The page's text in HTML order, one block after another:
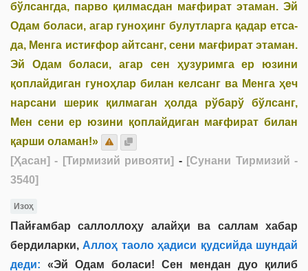
бўлсангда, парво қилмасдан мағфират этаман. Эй
Одам боласи, агар гуноҳинг булутларга қадар етса-
да, Менга истиғфор айтсанг, сени мағфират этаман.
Эй Одам боласи, агар сен ҳузуримга ер юзини
қоплайдиган гуноҳлар билан келсанг ва Менга ҳеч
нарсани шерик қилмаган ҳолда рўбарў бўлсанг,
Мен сени ер юзини қоплайдиган мағфират билан
қарши оламан!»
[Ҳасан] - [Тирмизий ривояти] - [Сунани Тирмизий -
3540]
Изоҳ
Пайғамбар саллоллоҳу алайҳи ва саллам хабар
бердиларки, Аллоҳ таоло ҳадиси қудсийда шундай
деди: «Эй Одам боласи! Сен мендан дуо қилиб